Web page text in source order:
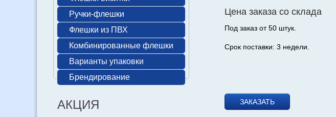
Цена заказа со склада
Под заказ от 50 штук.
Срок поставки: 3 недели.
ЗАКАЗАТЬ
Ручки-флешки
Флешки из ПВХ
Комбинированные флешки
Варианты упаковки
Брендирование
АКЦИЯ